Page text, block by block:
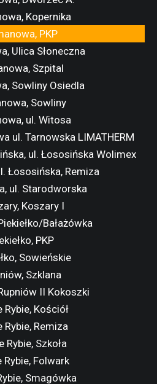
Kopernika
PKP
Ulica Słoneczna
Szpital
Sowliny Osiedla
Sowliny
ul. Witosa
ul. Tarnowska LIMATHERM
ul. Łososińska Wolimex
Łososińska, Remiza
ul. Starodworska
Koszary I
Bałażówka
PKP
Sowieńskie
Szklana
II Kokoszki
Rybie, Kościół
Rybie, Remiza
Rybie, Szkoła
Rybie, Folwark
Smagówka